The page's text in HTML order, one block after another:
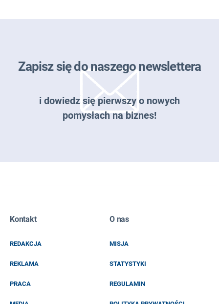
Zapisz się do naszego newslettera
i dowiedz się pierwszy o nowych
pomysłach na biznes!
EMAIL
Kontakt
REDAKCJA
REKLAMA
PRACA
O nas
MISJA
STATYSTYKI
REGULAMIN